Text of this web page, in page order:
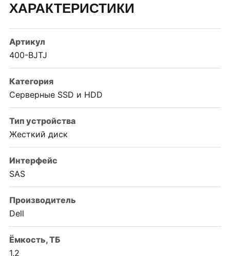
ХАРАКТЕРИСТИКИ
Артикул
400-BJTJ
Категория
Серверные SSD и HDD
Тип устройства
Жесткий диск
Интерфейс
SAS
Производитель
Dell
Ëмкость, ТБ
1,2